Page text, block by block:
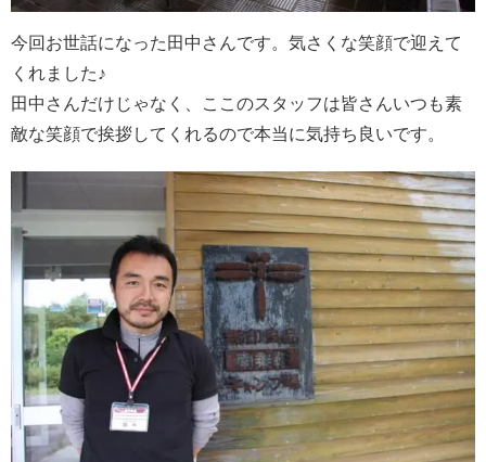
今回お世話になった田中さんです。気さくな笑顔で迎えて
くれました♪
田中さんだけじゃなく、ここのスタッフは皆さんいつも素
敵な笑顔で挨拶してくれるので本当に気持ち良いです。